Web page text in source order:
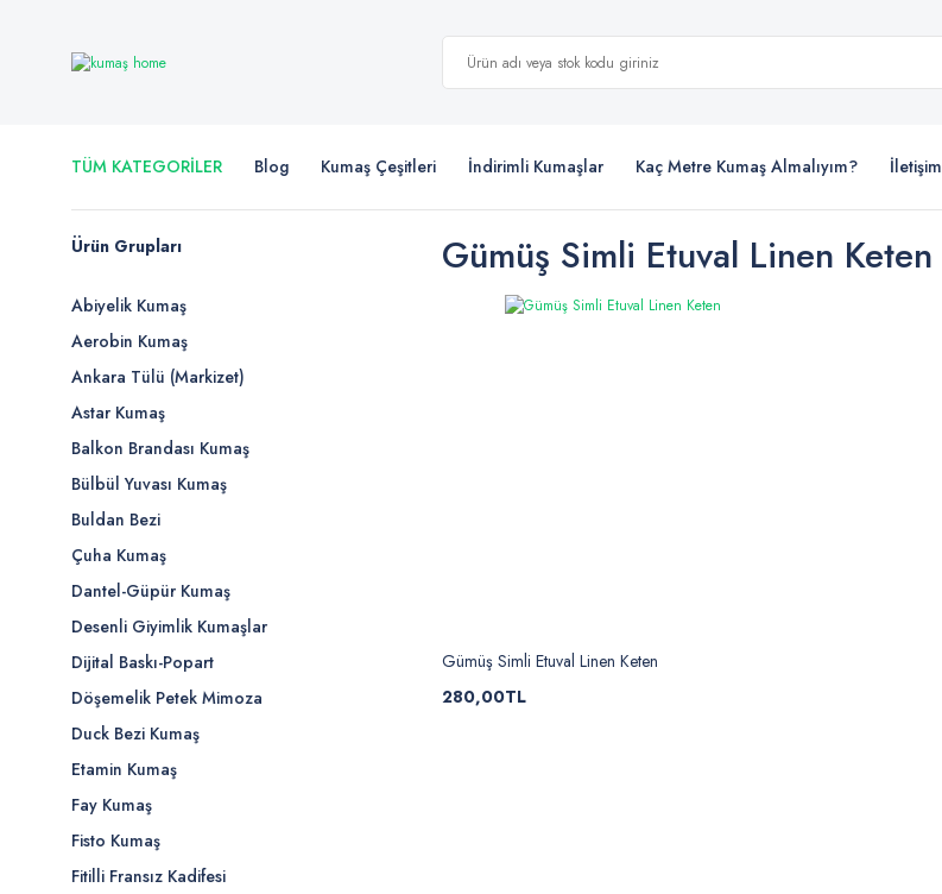
TÜM KATEGORİLER Blog Kumaş Çeşitleri İndirimli Kumaşlar Kaç Metre Kumaş Almalıyım? İletişim
Ürün Grupları
Abiyelik Kumaş
Aerobin Kumaş
Ankara Tülü (Markizet)
Astar Kumaş
Balkon Brandası Kumaş
Bülbül Yuvası Kumaş
Buldan Bezi
Çuha Kumaş
Dantel-Güpür Kumaş
Desenli Giyimlik Kumaşlar
Dijital Baskı-Popart
Döşemelik Petek Mimoza
Duck Bezi Kumaş
Etamin Kumaş
Fay Kumaş
Fisto Kumaş
Fitilli Fransız Kadifesi
Gümüş Simli Etuval Linen Keten
Gümüş Simli Etuval Linen Keten
280,00TL